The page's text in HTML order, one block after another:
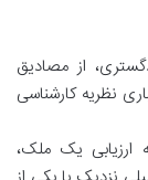
از مصادیق
نظریه کارشناسی
ارزیابی یک ملک،